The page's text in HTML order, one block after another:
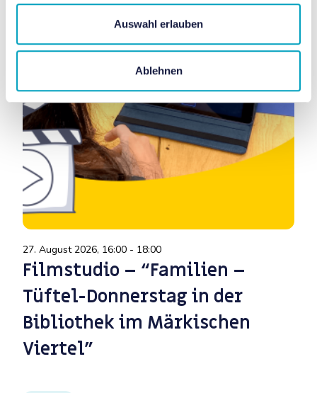
Auswahl erlauben
Ablehnen
27. August 2026, 16:00 - 18:00
Filmstudio – “Familien –
Tüftel-Donnerstag in der
Bibliothek im Märkischen
Viertel”